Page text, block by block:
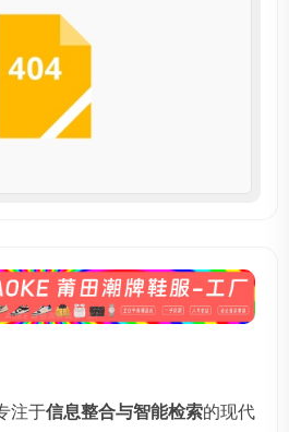
注于信息整合与智能检索的现代